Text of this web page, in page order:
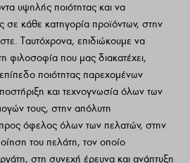
υψηλής ποιότητας και να
σε κάθε κατηγορία προϊόντων, στην
Ταυτόχρονα, επιδιώκουμε να
φιλοσοφία που μας διακατέχει,
ποιότητας παρεχομένων
και τεχνογνωσία όλων των
τους, στην απόλυτη
προς όφελος όλων των πελατών, στην
του πελάτη, τον οποίο
στη συνεχή έρευνα και ανάπτυξη